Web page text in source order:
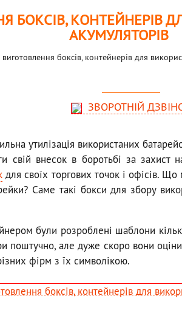
БОКСІВ, КОНТЕЙНЕРІВ
АКУМУЛЯТОРІВ
боксів, контейнерів для
ЗВОРОТНІЙ
утилізація використаних
свій внесок в боротьбі за
для своїх торгових точок і офісів.
Саме такі бокси для збору
були розроблені шаблони
поштучно, але дуже скоро вони оціни
фірм з їх символікою.